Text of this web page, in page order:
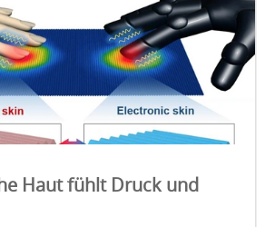
Haut fühlt Druck und